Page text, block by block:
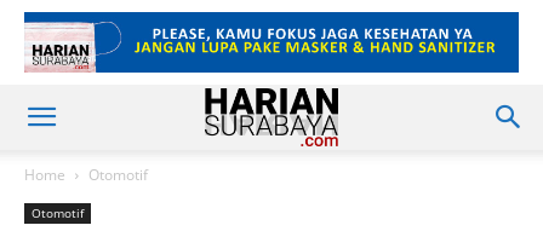
Home Otomotif
Otomotif